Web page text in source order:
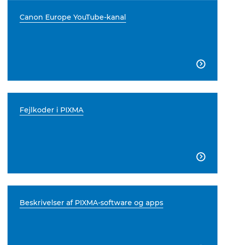
Canon Europe YouTube-kanal

Fejlkoder i PIXMA

Beskrivelser af PIXMA-software og apps